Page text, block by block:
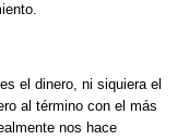
el dinero, ni siquiera el
al término con el más
nos hace